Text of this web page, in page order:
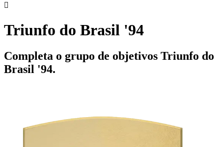

Triunfo do Brasil '94
Completa o grupo de objetivos Triunfo do
Brasil '94.